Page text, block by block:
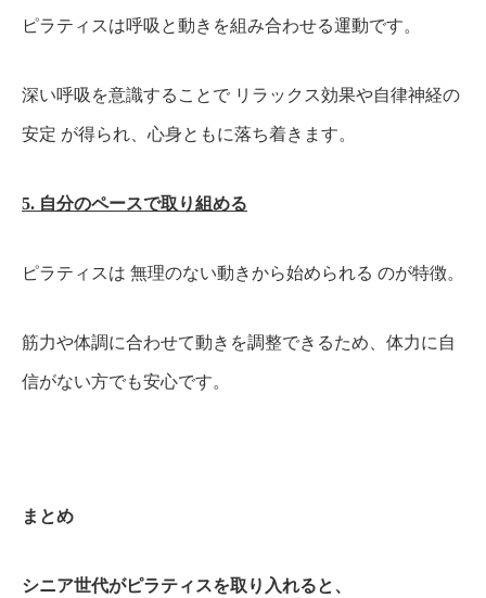
ピラティスは呼吸と動きを組み合わせる運動です。
深い呼吸を意識することで リラックス効果や自律神経の
安定 が得られ、心身ともに落ち着きます。
5. 自分のペースで取り組める
ピラティスは 無理のない動きから始められる のが特徴。
筋力や体調に合わせて動きを調整できるため、体力に自
信がない方でも安心です。
まとめ
シニア世代がピラティスを取り入れると、